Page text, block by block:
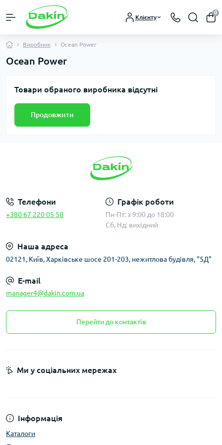
Клієнту
0
Виробник Ocean Power
Ocean Power
Товари обраного виробника відсутні
Продовжити
Телефони
+380 67 220 05 50
Графік роботи
Пн-Пт: з 9:00 до 18:00
Сб, Нд: вихідний
Наша адреса
02121, Київ, Харківське шосе 201-203, нежитлова будівля, "5Д"
E-mail
manager4@dakin.com.ua
Перейти до контактів
Інформація
Каталоги
Ми у соціальних мережах